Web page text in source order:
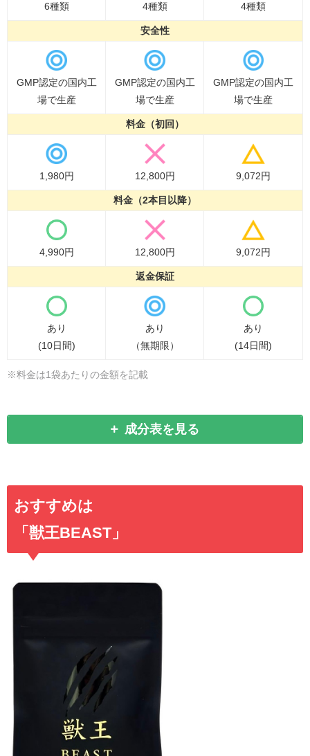
6種類 4種類 4種類
安全性
GMP認定の国内工
場で生産
GMP認定の国内工
場で生産
GMP認定の国内工
場で生産
料金（初回）
1,980円 12,800円 9,072円
料金（2本目以降）
4,990円 12,800円 9,072円
返金保証
あり
(10日間)
あり
（無期限）
あり
(14日間)
※料金は1袋あたりの金額を記載
成分表を見る
おすすめは
「獣王BEAST」